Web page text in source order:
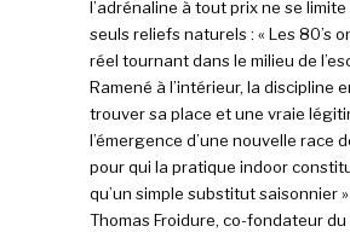
l’adrénaline à tout prix ne se
seuls reliefs naturels : « Les 80’s
réel tournant dans le milieu de
Ramené à l’intérieur, la discipline
trouver sa place et une vraie
l’émergence d’une nouvelle race
pour qui la pratique indoor
qu’un simple substitut saisonnier
Thomas Froidure, co-fondateur du